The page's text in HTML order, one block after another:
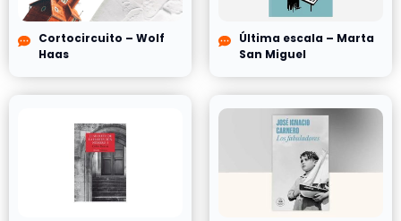
Cortocircuito – Wolf
Haas
Última escala – Marta
San Miguel